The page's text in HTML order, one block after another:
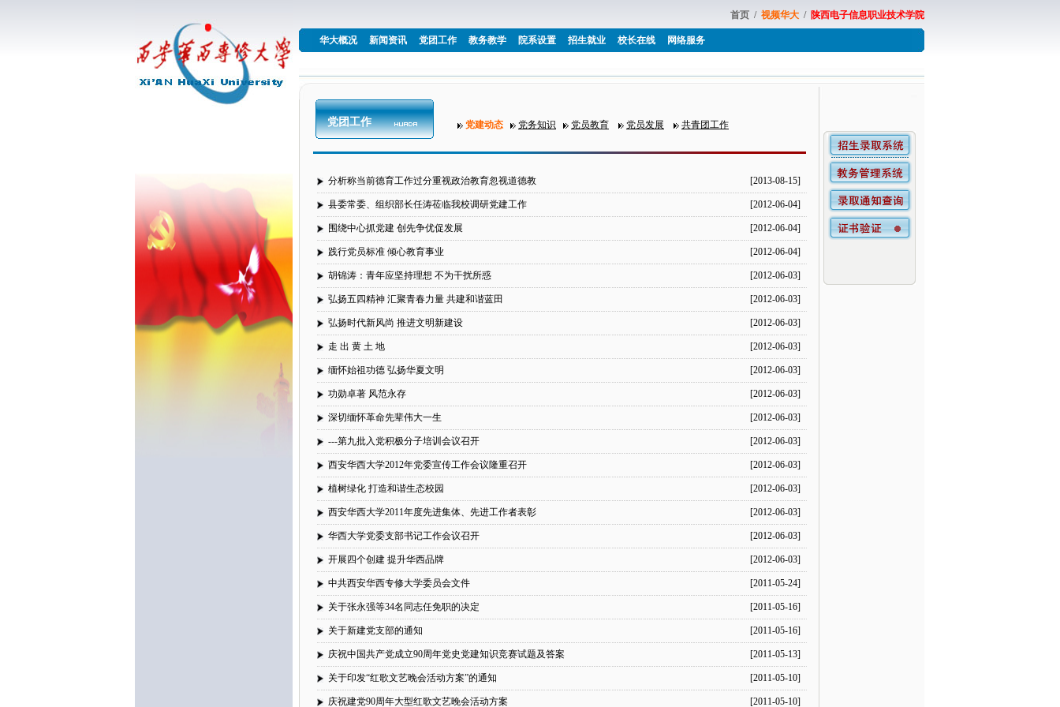
首页 / 视频华大 / 陕西电子信息职业技术学院
华大概况 新闻资讯 党团工作 教务教学 院系设置 招生就业 校长在线 网络服务
党团工作 党建动态 党务知识 党员教育 党员发展 共青团工作
分析称当前德育工作过分重视政治教育忽视道德教 [2013-08-15]
县委常委、组织部长任涛莅临我校调研党建工作 [2012-06-04]
围绕中心抓党建 创先争优促发展 [2012-06-04]
践行党员标准 倾心教育事业 [2012-06-04]
胡锦涛：青年应坚持理想 不为干扰所惑 [2012-06-03]
弘扬五四精神 汇聚青春力量 共建和谐蓝田 [2012-06-03]
弘扬时代新风尚 推进文明新建设 [2012-06-03]
走 出 黄 土 地 [2012-06-03]
缅怀始祖功德 弘扬华夏文明 [2012-06-03]
功勋卓著 风范永存 [2012-06-03]
深切缅怀革命先辈伟大一生 [2012-06-03]
---第九批入党积极分子培训会议召开 [2012-06-03]
西安华西大学2012年党委宣传工作会议隆重召开 [2012-06-03]
植树绿化 打造和谐生态校园 [2012-06-03]
西安华西大学2011年度先进集体、先进工作者表彰 [2012-06-03]
华西大学党委支部书记工作会议召开 [2012-06-03]
开展四个创建 提升华西品牌 [2012-06-03]
中共西安华西专修大学委员会文件 [2011-05-24]
关于张永强等34名同志任免职的决定 [2011-05-16]
关于新建党支部的通知 [2011-05-16]
庆祝中国共产党成立90周年党史党建知识竞赛试题及答案 [2011-05-13]
关于印发“红歌文艺晚会活动方案”的通知 [2011-05-10]
庆祝建党90周年大型红歌文艺晚会活动方案 [2011-05-10]